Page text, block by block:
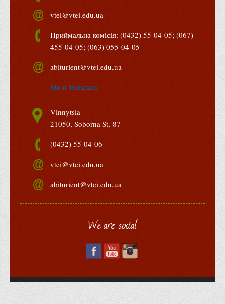
vtei@vtei.edu.ua
Приймальна комісія: (0432) 55-04-05; (067)
455-04-05; (063) 055-04-05
abiturient@vtei.edu.ua
Ми в Telegram
Vinnytsia
21050, Soborna St, 87
(0432) 55-04-06
vtei@vtei.edu.ua
abiturient@vtei.edu.ua
We are social